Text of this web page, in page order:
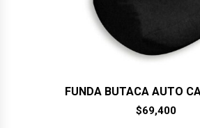
FUNDA BUTACA AUTO
$69,400